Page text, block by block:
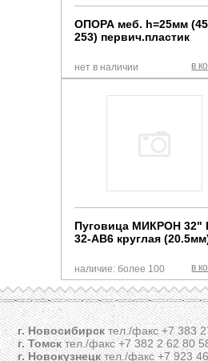
ОПОРА меб. h=25мм
253) первич.пластик
в
нет в наличии
Пуговица МИКРОН 32"
32-AB6 круглая
в
наличие: более 100
г. Новосибирсктел./факс +7 383
г. Томсктел./факс +7 382 2 62 80
г. Новокузнецктел./факс +7 923